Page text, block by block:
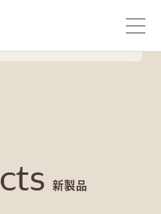
Fair 2026
新製品